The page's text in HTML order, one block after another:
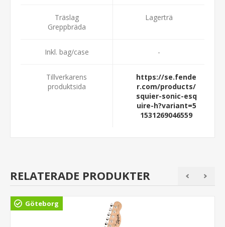
Träslag
Greppbräda
Lagerträ
Inkl. bag/case -
Tillverkarens
produktsida
https://se.fende
r.com/products/
squier-sonic-esq
uire-h?variant=5
1531269046559
RELATERADE PRODUKTER
Göteborg